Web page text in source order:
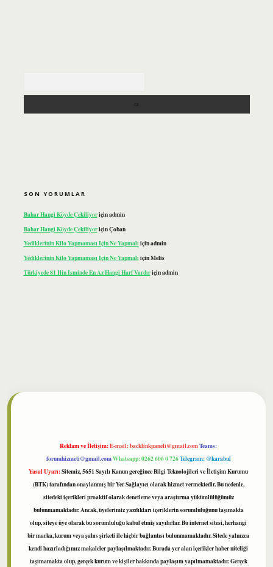
SON YORUMLAR
Bahar Hangi Köyde Çekiliyoriçinadmin
Bahar Hangi Köyde ÇekiliyoriçinÇoban
Yediklerinin Kilo Yapmaması Için Ne Yapmalıiçinadmin
Yediklerinin Kilo Yapmaması Için Ne YapmalıiçinMelis
Türkiyede 81 Ilin Isminde En Az Hangi Harf Vardıriçinadmin
Reklam ve İletişim:E-mail:backlinkpaneli@gmail.comTeams:
forumhizmeti@gmail.comWhatsapp: 0262 606 0 726Telegram: @karabul
Yasal Uyarı:Sitemiz, 5651 Sayılı Kanun gereğince Bilgi Teknolojileri ve İletişim Kurumu
(BTK) tarafından onaylanmış bir Yer Sağlayıcı olarak hizmet vermektedir. Bu nedenle,
sitedeki içerikleri proaktif olarak denetleme veya araştırma yükümlülüğümüz
bulunmamaktadır. Ancak, üyelerimiz yazdıkları içeriklerin sorumluluğunu taşımakta
olup, siteye üye olarak bu sorumluluğu kabul etmiş sayılırlar. Bu internet sitesi, herhangi
bir marka, kurum veya şahıs şirketi ile hiçbir bağlantısı bulunmamaktadır. Sitede yalnızca
kendi hazırladığımız makaleler paylaşılmaktadır. Burada yer alan içerikler haber niteliği
taşımamakta olup, gerçek kurum ve kişiler hakkında paylaşım yapılmamaktadır. Gerçek